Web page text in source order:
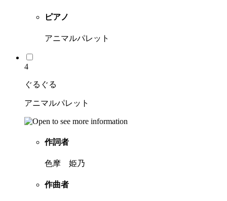
ピアノ
アニマルパレット
4
ぐるぐる
アニマルパレット
作詞者
色摩 姫乃
作曲者